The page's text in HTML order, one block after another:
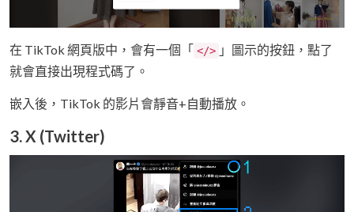
在 TikTok 網頁版中，會有一個「 </> 」圖示的按鈕，點了
就會直接出現程式碼了。
嵌入後，TikTok 的影片會靜音+自動播放。
3. X (Twitter)